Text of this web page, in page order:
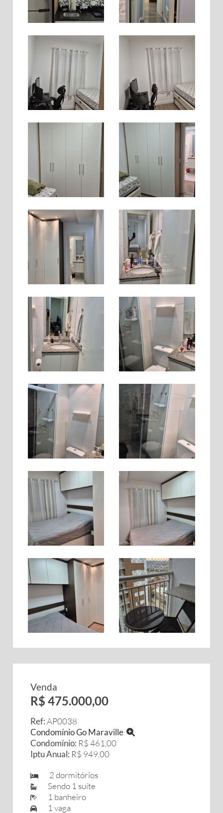
Venda
R$ 475.000,00
Ref:AP0038
Condomínio Go Maraville
Condomínio: R$ 461,00
Iptu Anual: R$ 949,00
2 dormitórios
Sendo 1 suíte
1 banheiro
1 vaga